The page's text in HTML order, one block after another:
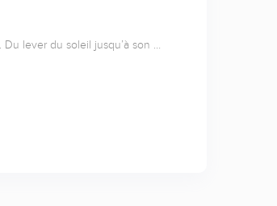
lever du soleil jusqu’à son …